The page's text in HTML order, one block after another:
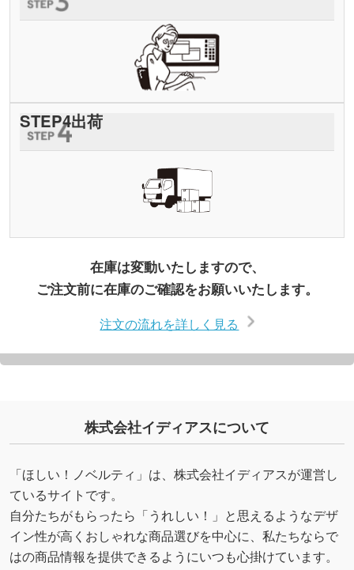
STEP4出荷
在庫は変動いたしますので、
ご注文前に在庫のご確認をお願いいたします。
注文の流れを詳しく見る
株式会社イディアスについて
「ほしい！ノベルティ」は、株式会社イディアスが運営し
ているサイトです。
自分たちがもらったら「うれしい！」と思えるようなデザ
イン性が高くおしゃれな商品選びを中心に、私たちならで
はの商品情報を提供できるようにいつも心掛けています。